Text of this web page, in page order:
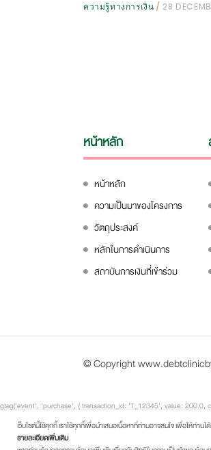
ความรู้ทางการเงิน 28
หน้าหลัก
หน้าหลัก
ความเป็นมาของโครงการ
วัตถุประสงค์
หลักในการดำเนินการ
สถาบันการเงินที่เข้าร่วม
© Copyright
เว็บไซต์นี้ใช้คุกกี้ เราใช้คุกกี้เพื่อนำเสนอเนื้อหาที่ท่านอาจสนใจ เพื่อให้ท่า
รายละเอียดเพิ่มเติม
gtag('event', 'purchase', { transaction_id: 'T_12345', value: